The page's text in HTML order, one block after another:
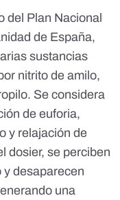
del Plan Nacional
de España,
sustancias
nitrito de amilo,
Se considera
de euforia,
y relajación de
dosier, se perciben
y desaparecen
una